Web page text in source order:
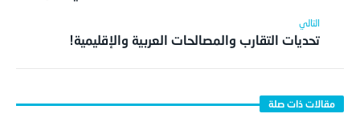
تحديات التقارب والمصالحات العربية والإقليمية!